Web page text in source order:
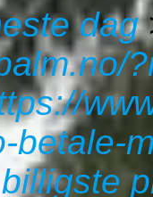
dag
betale-